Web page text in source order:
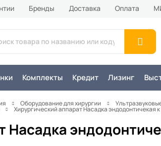
Бренды Доставка Оплата
Комплекты Кредит Лизинг
Оборудование для хирургии
Хирургический аппарат Насадка эндодонтичекая
Насадка